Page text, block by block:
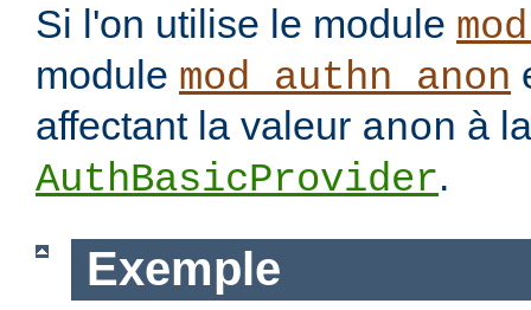
Si l'on utilise le module
module mod_authn_anon
affectant la valeur anon à
AuthBasicProvider.
Exemple